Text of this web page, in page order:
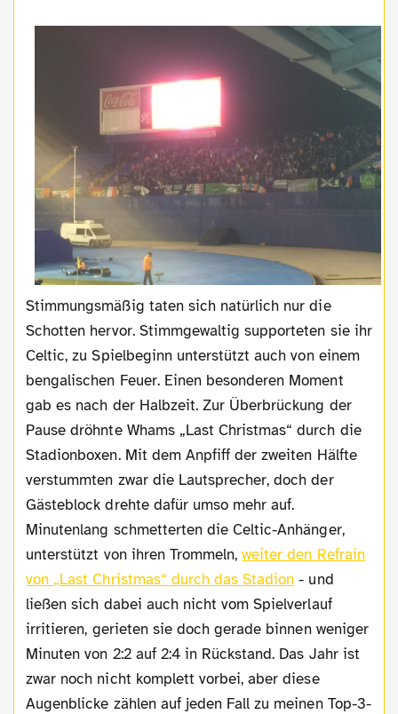
Stimmungsmäßig taten sich natürlich nur die
Schotten hervor. Stimmgewaltig supporteten sie ihr
Celtic, zu Spielbeginn unterstützt auch von einem
bengalischen Feuer. Einen besonderen Moment
gab es nach der Halbzeit. Zur Überbrückung der
Pause dröhnte Whams „Last Christmas“ durch die
Stadionboxen. Mit dem Anpfiff der zweiten Hälfte
verstummten zwar die Lautsprecher, doch der
Gästeblock drehte dafür umso mehr auf.
Minutenlang schmetterten die Celtic-Anhänger,
unterstützt von ihren Trommeln,weiter den Refrain
von „Last Christmas“ durch das Stadion - und
ließen sich dabei auch nicht vom Spielverlauf
irritieren, gerieten sie doch gerade binnen weniger
Minuten von 2:2 auf 2:4 in Rückstand. Das Jahr ist
zwar noch nicht komplett vorbei, aber diese
Augenblicke zählen auf jeden Fall zu meinen Top-3-